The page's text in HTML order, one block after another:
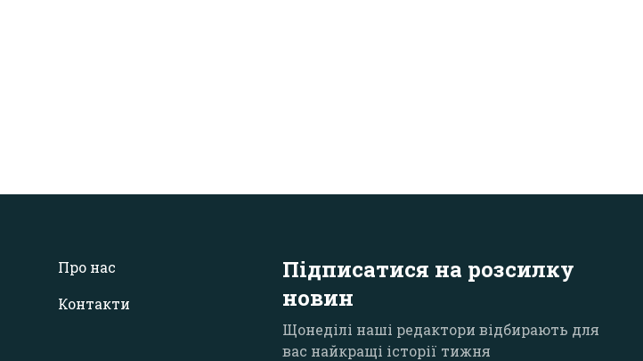
Про нас
Контакти
Підписатися на розсилку
новин
Щонеділі наші редактори відбирають для
вас найкращі історії тижня